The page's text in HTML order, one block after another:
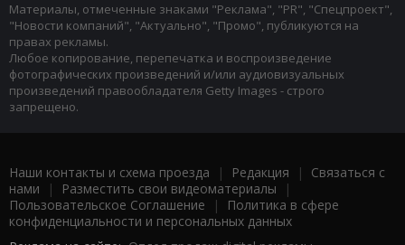
Материалы, отмеченные знаками "Реклама", "PR", "Спецпроект",
"Новости компаний", "Актуально", "Промо", публикуются на
правах рекламы.
Любое копирование, перепечатка и воспроизведение
фотографических произведений и/или аудиовизуальных
произведений правообладателя Getty Images - строго
запрещено.
Наши контакты и схема проезда | Редакция | Связаться с
нами | Разместить свои видеоматериалы |
Пользовательское Соглашение |
Политика в сфере
конфиденциальности и персональных данных